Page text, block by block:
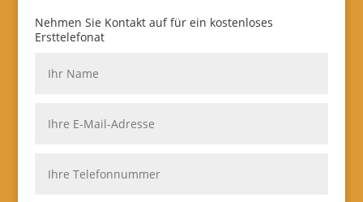
Nehmen Sie Kontakt auf für ein kostenloses
Ersttelefonat